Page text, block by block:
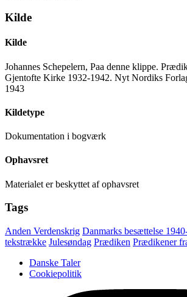
Kilde
Kilde
Johannes Schepelern, Paa denne klippe.
Gjentofte Kirke 1932-1942. Nyt Nordiks
1943
Kildetype
Dokumentation i bogværk
Ophavsret
Materialet er beskyttet af ophavsret
Tags
Anden Verdenskrig Danmarks besættelse
tekstrække Julesøndag Prædiken Prædikener
Danske Taler
Cookiepolitik